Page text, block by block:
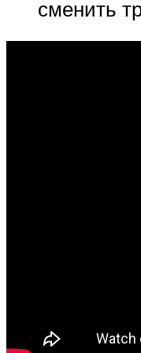
сменить